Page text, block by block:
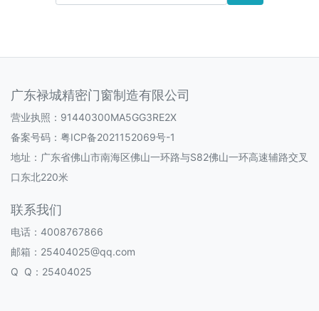
广东禄城精密门窗制造有限公司
营业执照：91440300MA5GG3RE2X
备案号码： 粤ICP备2021152069号-1
地址：广东省佛山市南海区佛山一环路与S82佛山一环高速辅路交叉
口东北220米
联系我们
电话：4008767866
邮箱：25404025@qq.com
Q Q：25404025